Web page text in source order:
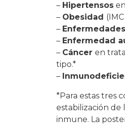
– Hipertensos
– Obesidad
–
– Enfermedad
– Cáncer en
tipo.*
–
*Para estas tres
estabilización de
inmune. La